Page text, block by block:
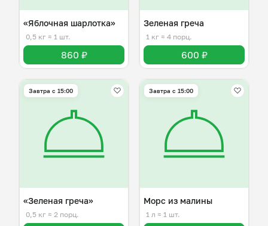
«Яблочная шарлотка»
0,5 кг ≈ 1 шт.
860 ₽
Зеленая греча
1 кг ≈ 4 порц.
600 ₽
Завтра c 15:00
«Зеленая греча»
0,5 кг ≈ 2 порц.
Завтра c 15:00
Морс из малины
1 л ≈ 1 шт.